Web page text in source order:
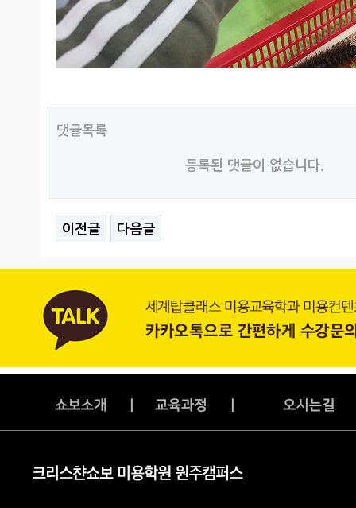
댓글목록
등록된 댓글이 없습니다.
이전글 다음글